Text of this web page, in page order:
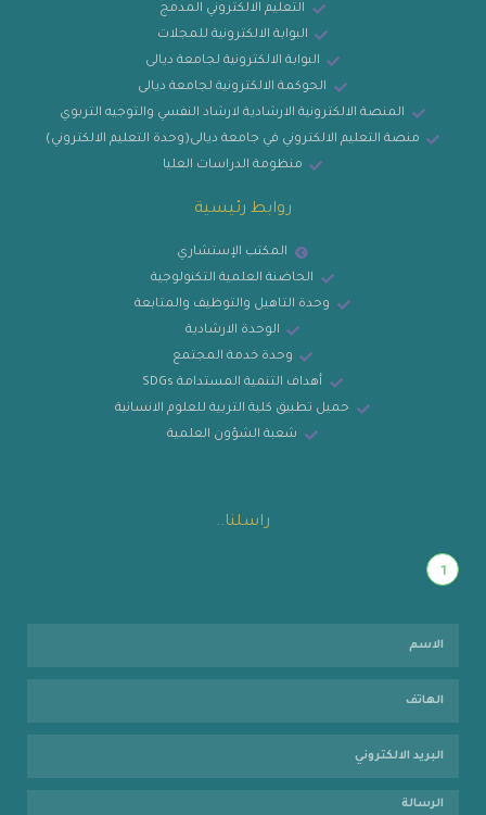
التعليم الالكتروني المدمج
البوابة الالكترونية للمجلات
البوابة الالكترونية لجامعة ديالى
الحوكمة الالكترونية لجامعة ديالى
المنصة الالكترونية الارشادية لارشاد النفسي والتوجيه التربوي
منصة التعليم الالكتروني في جامعة ديالى(وحدة التعليم الالكتروني)
منظومة الدراسات العليا
روابط رئيسية
المكتب الإستشاري
الحاضنة العلمية التكنولوجية
وحدة التاهيل والتوظيف والمتابعة
الوحدة الارشادية
وحدة خدمة المجتمع
أهداف التنمية المستدامة SDGs
حميل تطبيق كلية التربية للعلوم الانسانية
شعبة الشؤون العلمية
راسلنا..
1